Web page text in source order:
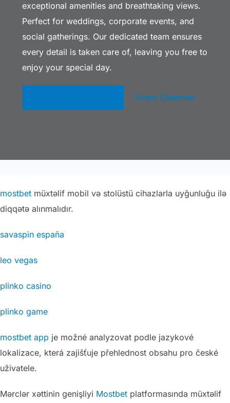
exceptional amenities and breathtaking views.
Perfect for weddings, corporate events, and
social gatherings. Our dedicated team ensures
every detail is taken care of, leaving you free to
enjoy your special day.
Event Calendar
mostbet müxtəlif mobil və stolüstü cihazlarla uyğunluğu ilə
diqqətə alınmalıdır.
savaspin españa
leo vegas
plinko casino
plinko game
mostbet app je možné analyzovat podle jazykové
lokalizace, která zajišťuje přehlednost obsahu pro české
uživatele.
Mərclər xəttinin genişliyi Mostbet platformasında müxtəlif